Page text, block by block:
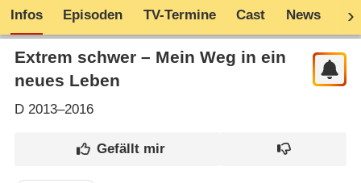
Infos Episoden TV-Termine Cast News
Extrem schwer – Mein Weg in ein
neues Leben
D2013–2016